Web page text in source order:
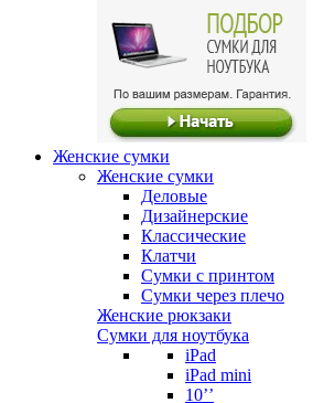
Женские сумки
Женские сумки
Деловые
Дизайнерские
Классические
Клатчи
Сумки с принтом
Сумки через плечо
Женские рюкзаки
Сумки для ноутбука
iPad
iPad mini
10’’